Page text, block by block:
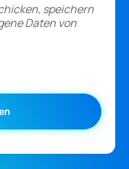
speichern
Daten von